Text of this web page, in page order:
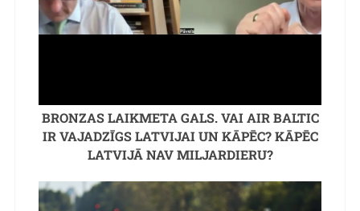
BRONZAS LAIKMETA GALS. VAI AIR BALTIC
IR VAJADZĪGS LATVIJAI UN KĀPĒC? KĀPĒC
LATVIJĀ NAV MILJARDIERU?